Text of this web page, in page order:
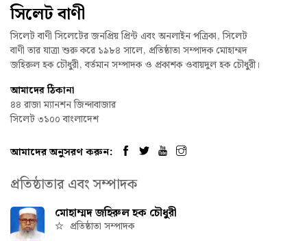
সিলেট বাণী
সিলেট বাণী সিলেটের জনপ্রিয় প্রিন্ট এবং অনলাইন পত্রিকা, সিলেট
বাণী তার যাত্রা শুরু করে ১৯৮৪ সালে, প্রতিষ্ঠাতা সম্পাদক মোহাম্মদ
জহিরুল হক চৌধুরী, বর্তমান সম্পাদক ও প্রকাশক ওবায়দুল হক চৌধুরী।
আমাদের ঠিকানা
৪৪ রাজা ম্যানশন জিন্দাবাজার
সিলেট ৩১০০ বাংলাদেশ
আমাদের অনুসরণ করুন:
প্রতিষ্ঠাতার এবং সম্পাদক
মোহাম্মদ জহিরুল হক চৌধুরী
প্রতিষ্ঠাতা সম্পাদক